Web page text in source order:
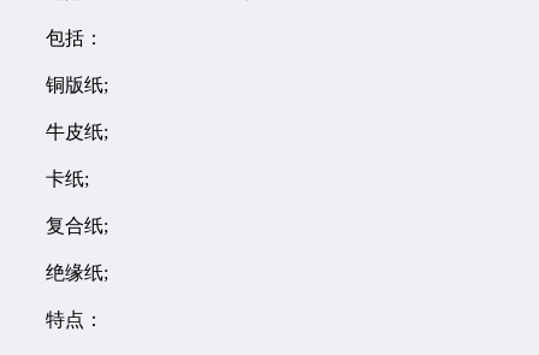
包括：
铜版纸;
牛皮纸;
卡纸;
复合纸;
绝缘纸;
特点：